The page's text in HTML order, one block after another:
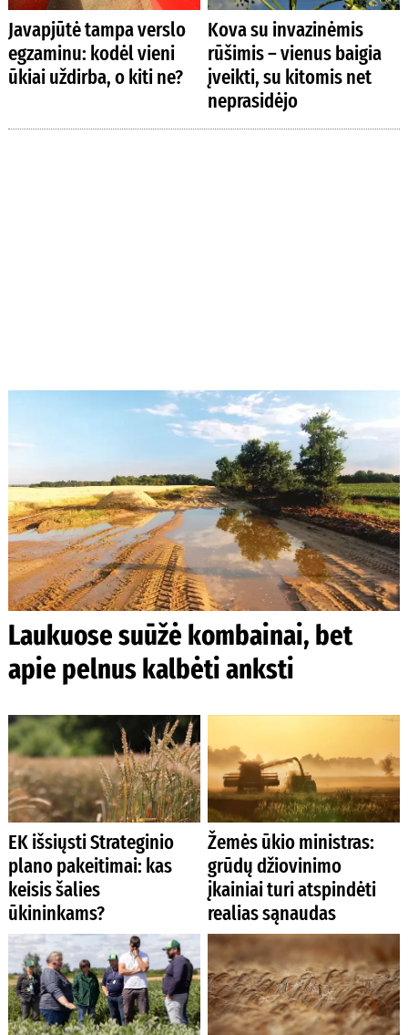
Javapjūtė tampa verslo
egzaminu: kodėl vieni
ūkiai uždirba, o kiti ne?
Kova su invazinėmis
rūšimis – vienus baigia
įveikti, su kitomis net
neprasidėjo
Laukuose suūžė kombainai, bet
apie pelnus kalbėti anksti
EK išsiųsti Strateginio
plano pakeitimai: kas
keisis šalies
ūkininkams?
Žemės ūkio ministras:
grūdų džiovinimo
įkainiai turi atspindėti
realias sąnaudas